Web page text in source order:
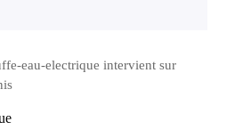
eau-electrique intervient sur